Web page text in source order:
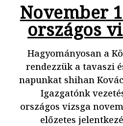
November
országos
Hagyományosan a
rendezzük a tavaszi
napunkat shihan
Igazgatónk
országos vizsga
előzetes